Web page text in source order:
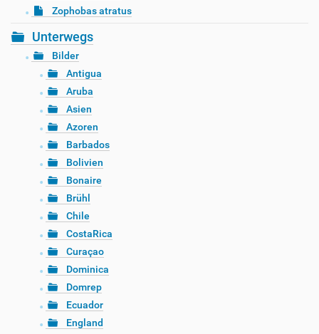
Zophobas atratus
Unterwegs
Bilder
Antigua
Aruba
Asien
Azoren
Barbados
Bolivien
Bonaire
Brühl
Chile
CostaRica
Curaçao
Dominica
Domrep
Ecuador
England